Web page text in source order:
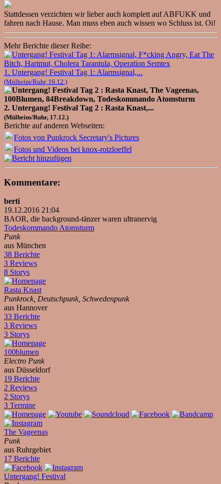
Stattdessen verzichten wir lieber auch komplett auf ABFUKK und
fahren nach Hause. Man muss eben auch wissen wo Schluss ist. Oi!
Mehr Berichte dieser Reihe:
1. Untergang! Festival Tag 1: Alarmsignal,...
(Mülheim/Ruhr, 16.12.)
2. Untergang! Festival Tag 2 : Rasta Knast,...
(Mülheim/Ruhr, 17.12.)
Berichte auf anderen Webseiten:
Fotos von Punkrock Secretary's Pictures
Fotos und Videos bei knox-rotzloeffel
Kommentare:
berti
19.12.2016 21:04
BAOR, die background-tänzer waren ultranervig
Todeskommando Atomsturm
Punk
aus München
38 Berichte
3 Reviews
8 Storys
Rasta Knast
Punkrock, Deutschpunk, Schwedenpunk
aus Hannover
33 Berichte
3 Reviews
3 Storys
100blumen
Electro Punk
aus Düsseldorf
19 Berichte
2 Reviews
2 Storys
3 Termine
The Vageenas
Punk
aus Ruhrgebiet
17 Berichte
Untergang! Festival